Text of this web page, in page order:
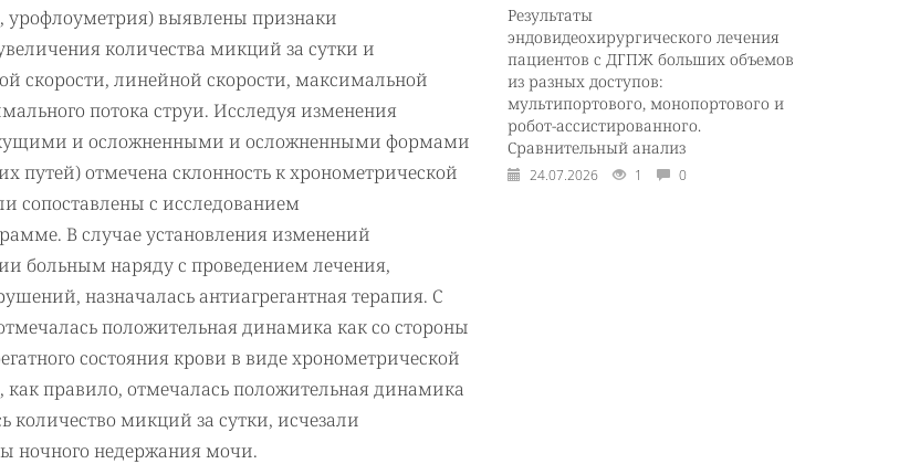
урофлоуметрия) выявлены признаки
количества микций за сутки и
скорости, линейной скорости, максимальной
потока струи. Исследуя изменения
и осложненными и осложненными формами
отмечена склонность к хронометрической
сопоставлены с исследованием
В случае установления изменений
больным наряду с проведением лечения,
назначалась антиагрегантная терапия. С
положительная динамика как со стороны
состояния крови в виде хронометрической
правило, отмечалась положительная динамика
микций за сутки, исчезали
ночного недержания мочи.
Результаты
эндовидеохирургического лечения
пациентов с ДГПЖ больших объемов
из разных доступов:
мультипортового, монопортового и
робот-ассистированного.
Сравнительный анализ
24.07.2026 1 0